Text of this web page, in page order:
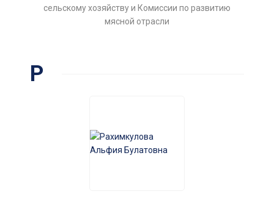
сельскому хозяйству и Комиссии по развитию
мясной отрасли
Р